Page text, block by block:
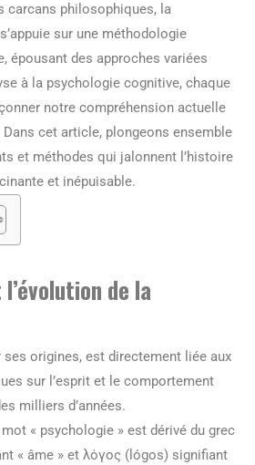
carcans philosophiques, la
sur une méthodologie
épousant des approches variées
à la psychologie cognitive, chaque
notre compréhension actuelle
cet article, plongeons ensemble
et méthodes qui jalonnent l’histoire
et inépuisable.
de la
ses origines, est directement liée aux
sur l’esprit et le comportement
milliers d’années.
« psychologie » est dérivé du grec
« âme » et λόγος (lógos) signifiant